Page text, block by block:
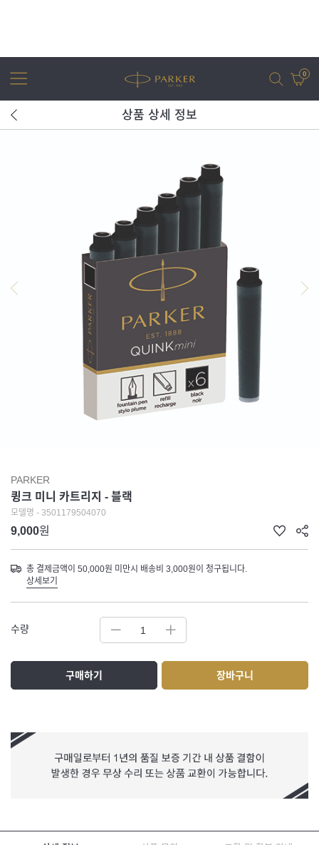
0
조터 XL
상품 상세 정보
PARKER
큉크 미니 카트리지 - 블랙
모델명 - 3501179504070
9,000원
총 결제금액이 50,000원 미만시 배송비 3,000원이 청구됩니다.
상세보기
수량
구매하기 장바구니